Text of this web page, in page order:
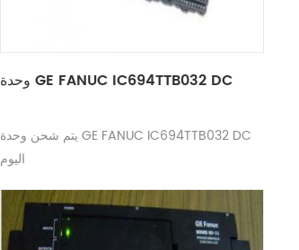
وحدة GE FANUC IC694TTB032 DC
يتم شحن وحدة GE FANUC IC694TTB032 DC
اليوم